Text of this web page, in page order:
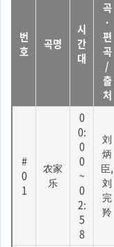
번
호
곡명
시
간
대
곡
·
편
곡
/
출
처
#
0
1
农家
乐
0
0:
0
0
~
0
2:
5
8
刘
炳
臣,
刘
完
羚